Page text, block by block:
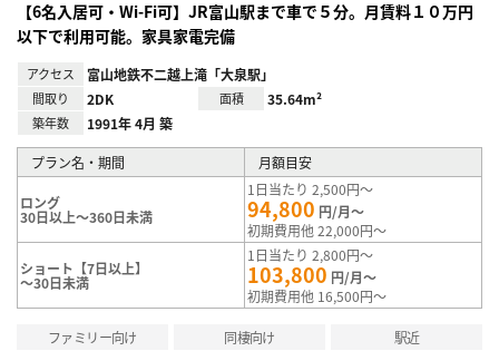
【6名入居可・Wi-Fi可】JR富山駅まで車で５分。月賃料１０万円
以下で利用可能。家具家電完備
アクセス 富山地鉄不二越上滝「大泉駅」
間取り 2DK 面積 35.64m²
築年数 1991年 4月 築
プラン名・期間 月額目安
ロング
30日以上～360日未満
1日当たり 2,500円～
94,800 円/月～
初期費用他 22,000円～
ショート【7日以上】
～30日未満
1日当たり 2,800円～
103,800 円/月～
初期費用他 16,500円～
ファミリー向け 同棲向け
駅近